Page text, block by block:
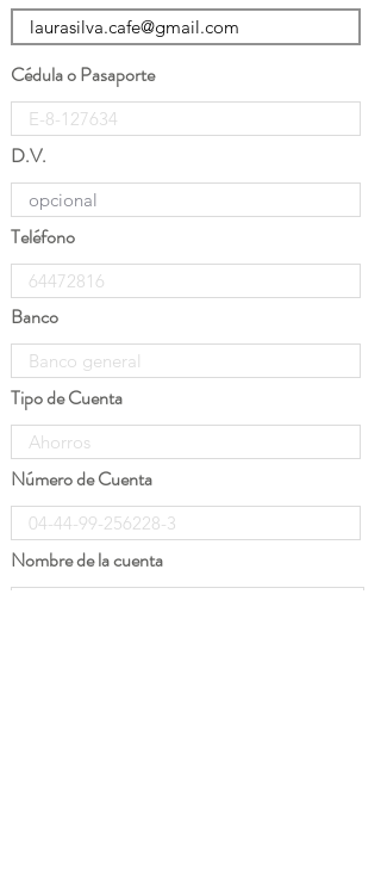
Cédula o Pasaporte
D.V.
Teléfono
Banco
Tipo de Cuenta
Número de Cuenta
Nombre de la cuenta